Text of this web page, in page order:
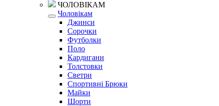
ЧОЛОВІКАМ
Чоловікам
Джинси
Сорочки
Футболки
Поло
Кардигани
Толстовки
Светри
Спортивні Брюки
Майки
Шорти